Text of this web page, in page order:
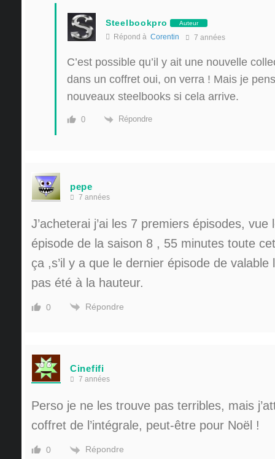
Steelbookpro Auteur
Répond à Corentin 7 années
C’est possible qu’il y ait une nouvelle
dans un coffret oui, on verra ! Mais je
nouveaux steelbooks si cela arrive.
0 Répondre
pepe
7 années
J’acheterai j’ai les 7 premiers épisodes, vue
épisode de la saison 8 , 55 minutes toute
ça ,s’il y a que le dernier épisode de valable
pas été à la hauteur.
0 Répondre
Cinefifi
7 années
Perso je ne les trouve pas terribles, mais
coffret de l’intégrale, peut-être pour Noël !
0 Répondre